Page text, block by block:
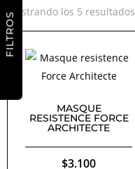
FILTROS
Mostrando los 5 resultados
MASQUE
RESISTENCE FORCE
ARCHITECTE
$3.100